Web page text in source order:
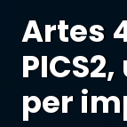
Artes
per